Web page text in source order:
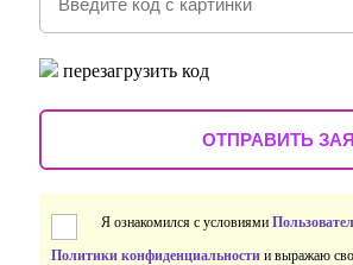
перезагрузить код
Я ознакомился с условиями
Политики конфиденциальности и выражаю